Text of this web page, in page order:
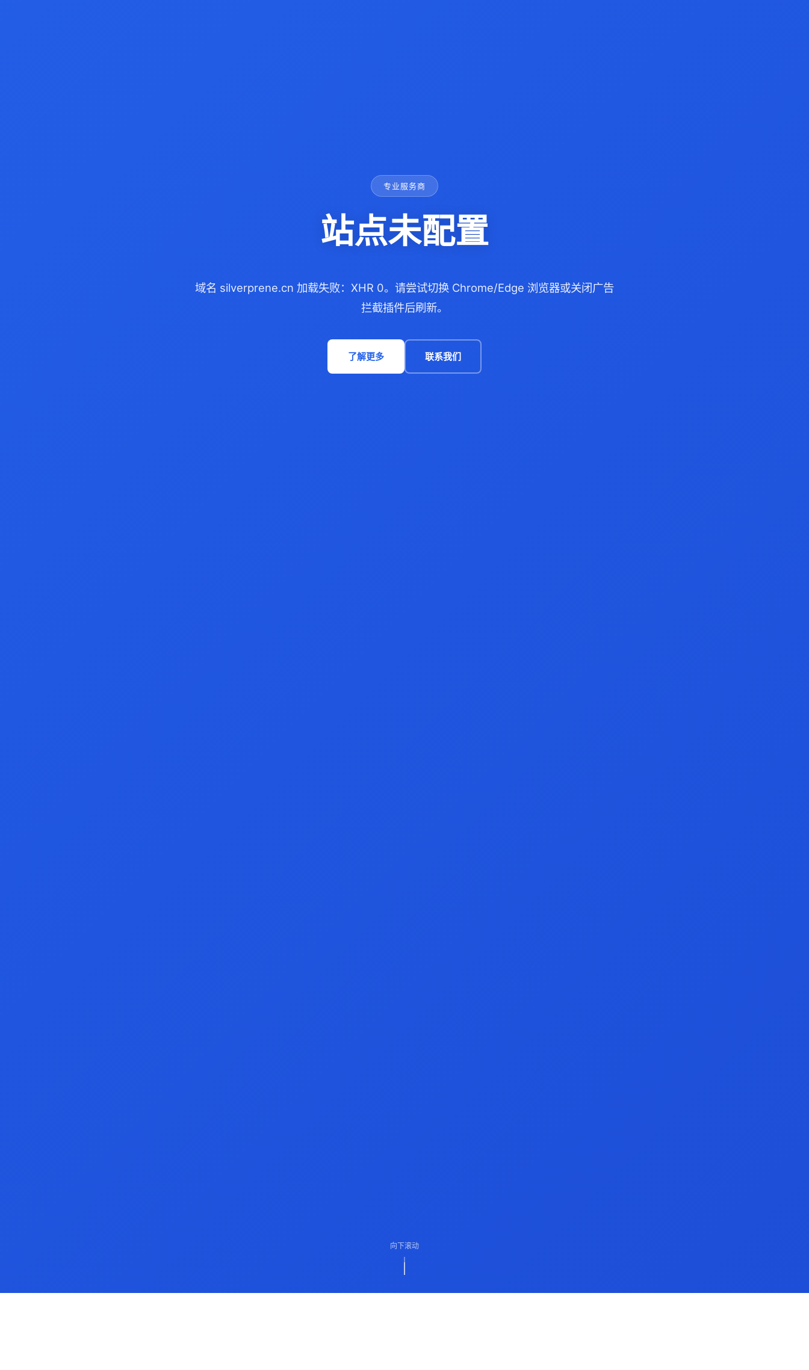
专业服务商
站点未配置
域名 silverprene.cn 加载失败：XHR 0。请尝试切换 Chrome/Edge 浏览器或关闭广告
拦截插件后刷新。
了解更多 联系我们
向下滚动